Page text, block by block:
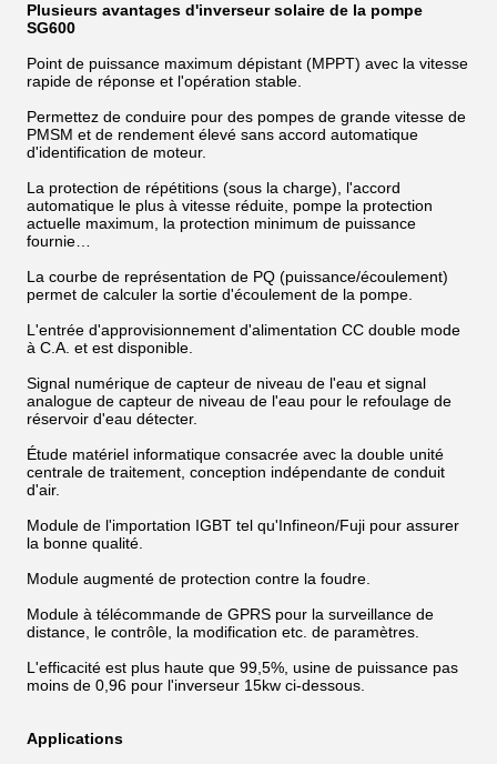
Plusieurs avantages d'inverseur solaire de la pompe
SG600
Point de puissance maximum dépistant (MPPT) avec la vitesse
rapide de réponse et l'opération stable.
Permettez de conduire pour des pompes de grande vitesse de
PMSM et de rendement élevé sans accord automatique
d'identification de moteur.
La protection de répétitions (sous la charge), l'accord
automatique le plus à vitesse réduite, pompe la protection
actuelle maximum, la protection minimum de puissance
fournie…
La courbe de représentation de PQ (puissance/écoulement)
permet de calculer la sortie d'écoulement de la pompe.
L'entrée d'approvisionnement d'alimentation CC double mode
à C.A. et est disponible.
Signal numérique de capteur de niveau de l'eau et signal
analogue de capteur de niveau de l'eau pour le refoulage de
réservoir d'eau détecter.
Étude matériel informatique consacrée avec la double unité
centrale de traitement, conception indépendante de conduit
d'air.
Module de l'importation IGBT tel qu'Infineon/Fuji pour assurer
la bonne qualité.
Module augmenté de protection contre la foudre.
Module à télécommande de GPRS pour la surveillance de
distance, le contrôle, la modification etc. de paramètres.
L'efficacité est plus haute que 99,5%, usine de puissance pas
moins de 0,96 pour l'inverseur 15kw ci-dessous.
Applications